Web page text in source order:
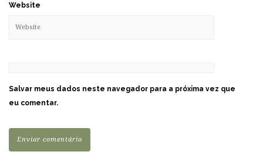
Website
Salvar meus dados neste navegador para a próxima vez que
eu comentar.